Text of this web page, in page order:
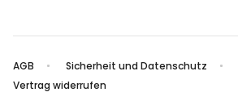
AGB Sicherheit und Datenschutz
Vertrag widerrufen